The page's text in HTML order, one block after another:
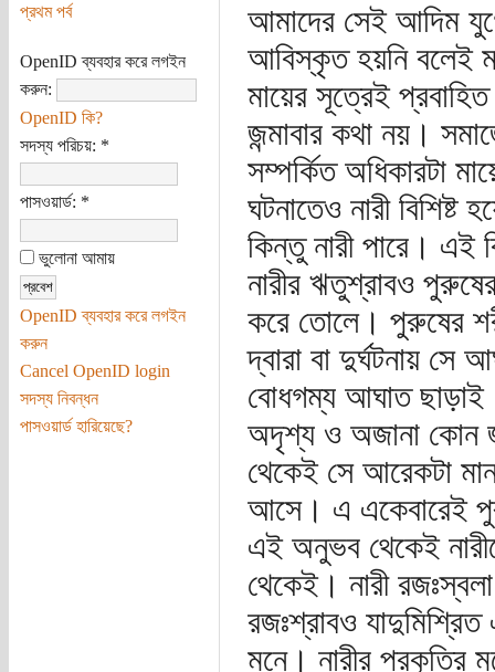
প্রথম পর্ব
OpenID ব্যবহার করে লগইন
করুন:
OpenID কি?
সদস্য পরিচয়: *
পাসওয়ার্ড: *
ভুলোনা আমায়
OpenID ব্যবহার করে লগইন
করুন
Cancel OpenID login
সদস্য নিবন্ধন
পাসওয়ার্ড হারিয়েছে?
আমাদের সেই আদিম
আবিস্কৃত হয়নি বলেই
মায়ের সূত্রেই
জন্মাবার কথা নয়।
সম্পর্কিত অধিকারটা
ঘটনাতেও নারী
কিন্তু নারী পারে। এই
নারীর ঋতুশ্রাবও
করে তোলে। পুরুষের
দ্বারা বা দুর্ঘটনায়
বোধগম্য আঘাত
অদৃশ্য ও অজানা কোন
থেকেই সে আরেকটা
আসে। এ একেবারেই
এই অনুভব থেকেই
থেকেই। নারী
রজঃশ্রাবও
মনে। নারীর প্রকৃতির